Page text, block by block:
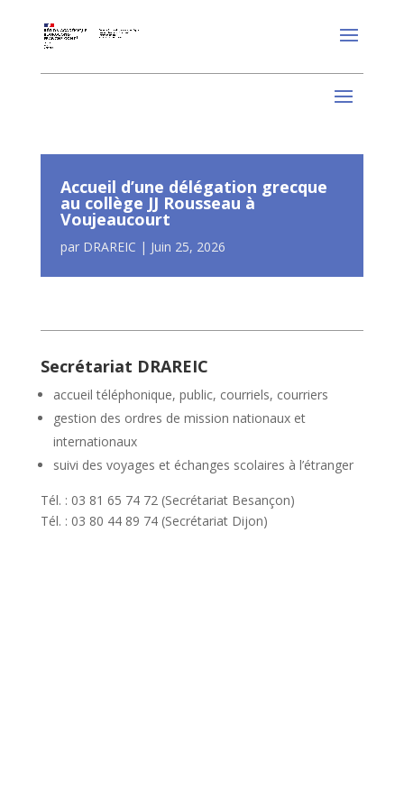
Accueil d’une délégation grecque
au collège JJ Rousseau à
Voujeaucourt
par DRAREIC | Juin 25, 2026
Secrétariat DRAREIC
accueil téléphonique, public, courriels, courriers
gestion des ordres de mission nationaux et
internationaux
suivi des voyages et échanges scolaires à l’étranger
Tél. : 03 81 65 74 72 (Secrétariat Besançon)
Tél. : 03 80 44 89 74 (Secrétariat Dijon)